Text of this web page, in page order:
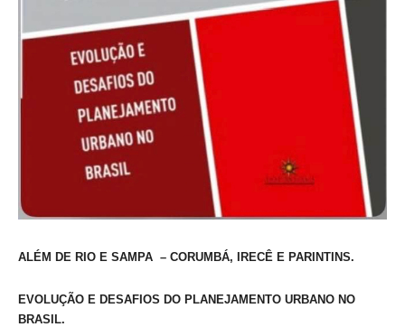
ALÉM DE RIO E SAMPA – CORUMBÁ, IRECÊ E PARINTINS.
EVOLUÇÃO E DESAFIOS DO PLANEJAMENTO URBANO NO
BRASIL.